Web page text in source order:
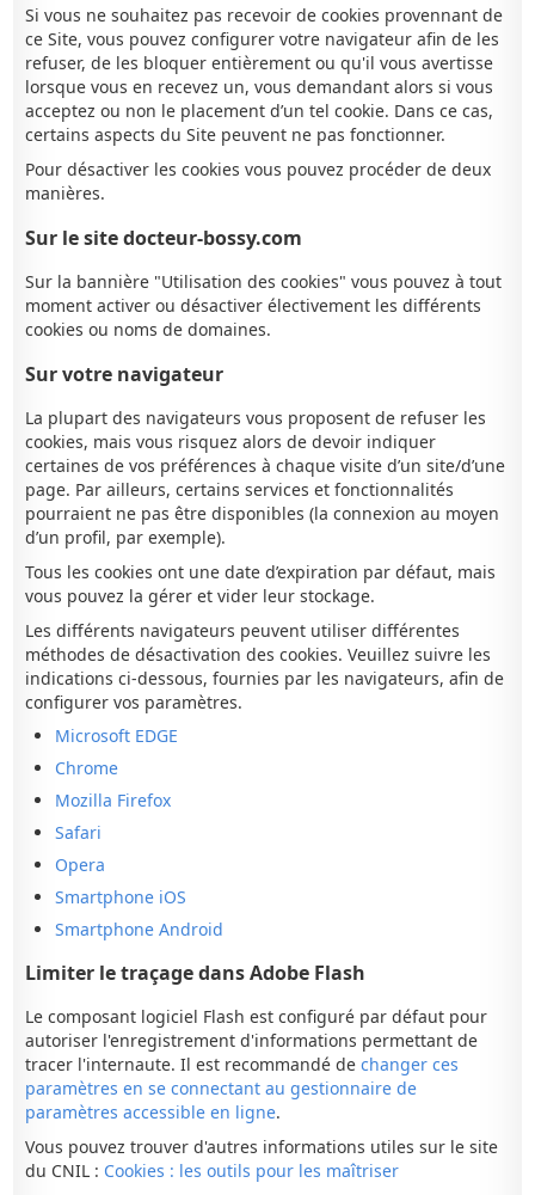
Si vous ne souhaitez pas recevoir de cookies provennant de
ce Site, vous pouvez configurer votre navigateur afin de les
refuser, de les bloquer entièrement ou qu'il vous avertisse
lorsque vous en recevez un, vous demandant alors si vous
acceptez ou non le placement d’un tel cookie. Dans ce cas,
certains aspects du Site peuvent ne pas fonctionner.
Pour désactiver les cookies vous pouvez procéder de deux
manières.
Sur le site docteur-bossy.com
Sur la bannière "Utilisation des cookies" vous pouvez à tout
moment activer ou désactiver électivement les différents
cookies ou noms de domaines.
Sur votre navigateur
La plupart des navigateurs vous proposent de refuser les
cookies, mais vous risquez alors de devoir indiquer
certaines de vos préférences à chaque visite d’un site/d’une
page. Par ailleurs, certains services et fonctionnalités
pourraient ne pas être disponibles (la connexion au moyen
d’un profil, par exemple).
Tous les cookies ont une date d’expiration par défaut, mais
vous pouvez la gérer et vider leur stockage.
Les différents navigateurs peuvent utiliser différentes
méthodes de désactivation des cookies. Veuillez suivre les
indications ci-dessous, fournies par les navigateurs, afin de
configurer vos paramètres.
Microsoft EDGE
Chrome
Mozilla Firefox
Safari
Opera
Smartphone iOS
Smartphone Android
Limiter le traçage dans Adobe Flash
Le composant logiciel Flash est configuré par défaut pour
autoriser l'enregistrement d'informations permettant de
tracer l'internaute. Il est recommandé dechanger ces
paramètres en se connectant au gestionnaire de
paramètres accessible en ligne.
Vous pouvez trouver d'autres informations utiles sur le site
du CNIL : Cookies : les outils pour les maîtriser